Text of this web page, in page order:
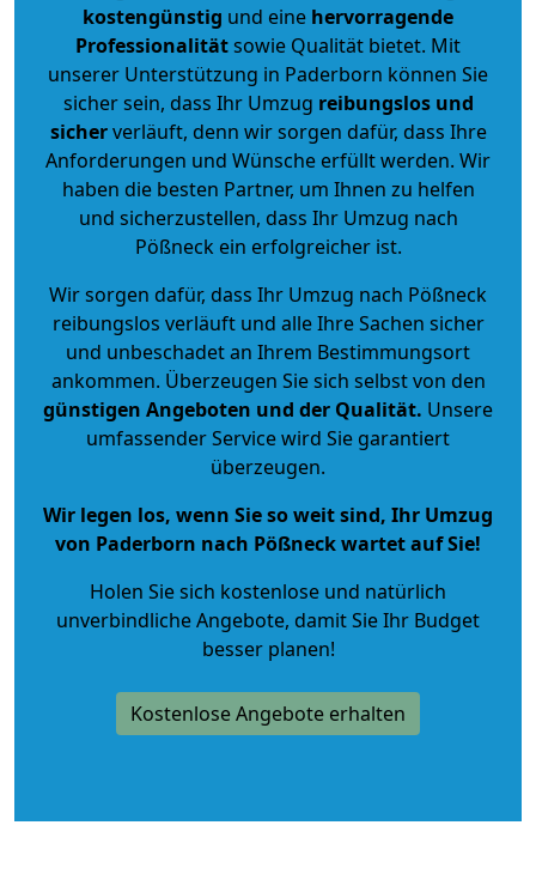
kostengünstig und eine hervorragende
Professionalitätsowie Qualität bietet. Mit
unserer Unterstützung in Paderborn können Sie
sicher sein, dass Ihr Umzug reibungslos und
sicherverläuft, denn wir sorgen dafür, dass Ihre
Anforderungen und Wünsche erfüllt werden. Wir
haben die besten Partner, um Ihnen zu helfen
und sicherzustellen, dass Ihr Umzug nach
Pößneck ein erfolgreicher ist.
Wir sorgen dafür, dass Ihr Umzug nach Pößneck
reibungslos verläuft und alle Ihre Sachen sicher
und unbeschadet an Ihrem Bestimmungsort
ankommen. Überzeugen Sie sich selbst von den
günstigen Angeboten und der Qualität. Unsere
umfassender Service wird Sie garantiert
überzeugen.
Wir legen los, wenn Sie so weit sind, Ihr Umzug
von Paderborn nach Pößneck wartet auf Sie!
Holen Sie sich kostenlose und natürlich
unverbindliche Angebote, damit Sie Ihr Budget
besser planen!
Kostenlose Angebote erhalten